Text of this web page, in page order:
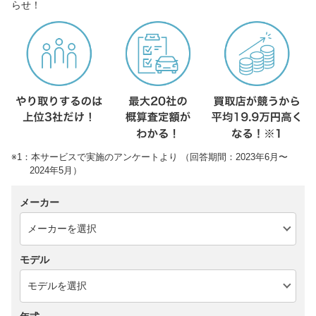
らせ！
※1：本サービスで実施のアンケートより （回答期間：2023年6月〜
2024年5月）
メーカー
モデル